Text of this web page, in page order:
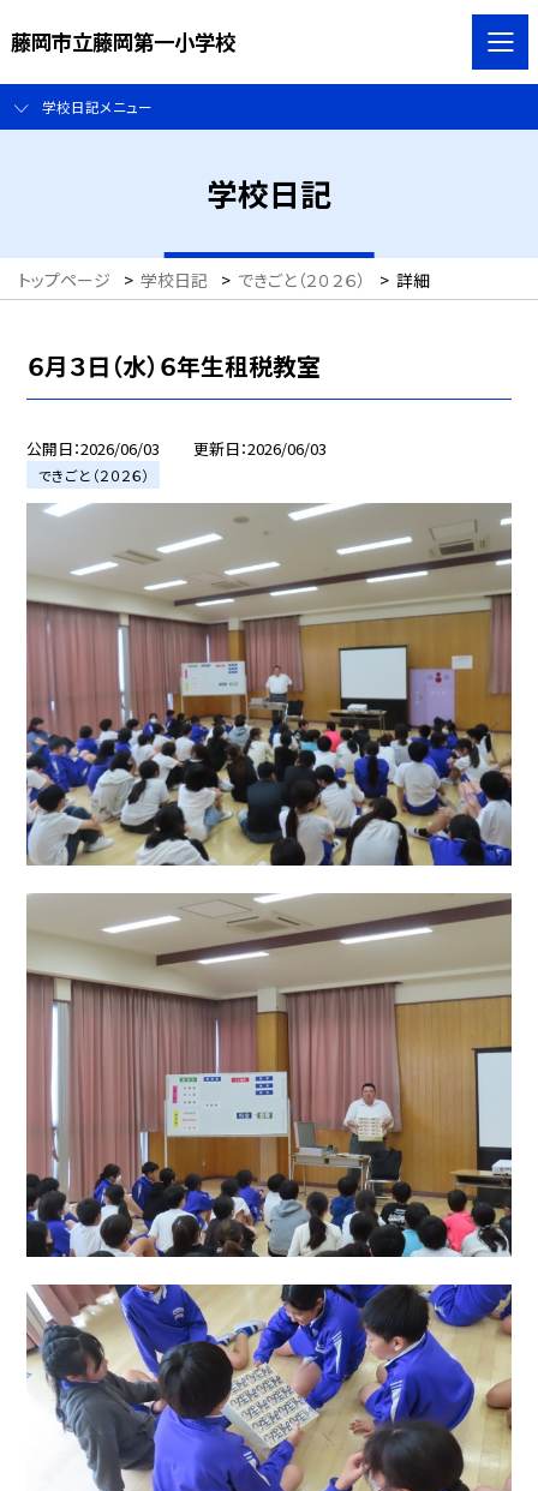
藤岡市立藤岡第一小学校
学校日記メニュー
学校日記
トップページ > 学校日記 > できごと（２０２６） > 詳細
６月３日（水）６年生租税教室
公開日 2026/06/03 更新日 2026/06/03
できごと（２０２６）